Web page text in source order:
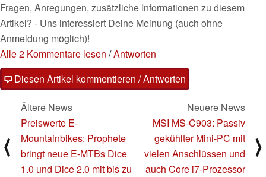
Fragen, Anregungen, zusätzliche Informationen zu diesem
Artikel? - Uns interessiert Deine Meinung (auch ohne
Anmeldung möglich)!
Alle 2 Kommentare lesen /Antworten
Diesen Artikel kommentieren / Antworten
⟨
Ältere News
Preiswerte E-
Mountainbikes: Prophete
bringt neue E-MTBs Dice
1.0 und Dice 2.0 mit bis zu
Neuere News
MSI MS-C903: Passiv
gekühlter Mini-PC mit
vielen Anschlüssen und
auch Core i7-Prozessor
⟩